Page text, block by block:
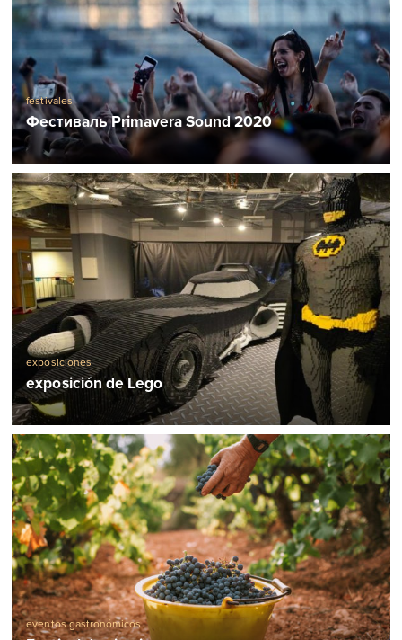
festivales
Фестиваль Primavera Sound 2020
exposiciones
exposición de Lego
eventos gastronómicos